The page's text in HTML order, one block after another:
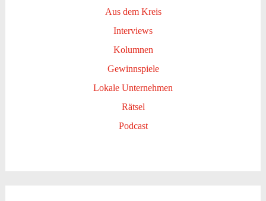
Aus dem Kreis
Interviews
Kolumnen
Gewinnspiele
Lokale Unternehmen
Rätsel
Podcast